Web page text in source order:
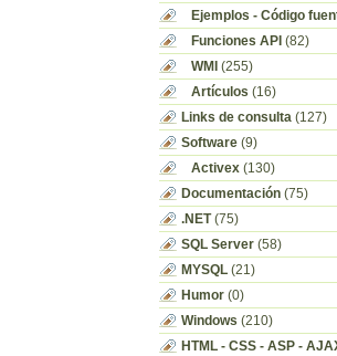
Ejemplos - Código
Funciones API (82)
WMI (255)
Artículos (16)
Links de consulta(127)
Software(9)
Activex(130)
Documentación(75)
.NET(75)
SQL Server(58)
MYSQL(21)
Humor(0)
Windows (210)
HTML - CSS - ASP -